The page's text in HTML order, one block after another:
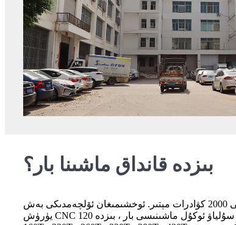
بىزدە قانداق ماشىنا بار؟
زاۋۇتىمىزنىڭ كۆلىمى 2000 كۋادرات مېتىر. ئوخشىمىغان ئۆلچەمدىكى بەش CNC بىر تەرەپ قىلىش ماشىنىسى بار ئوخشىمىغان ئۆلچەمدىكى 4 EDM ماشىنىسى سىم كېسىش ماشىنىسى 3 يۈرۈش 6
يۈرۈش CNC زاۋۇتى / بۇرۇلۇش / ئۇلاش ماشىنىسى زاۋۇتىمىزدىكى ئەڭ چوڭ مىقداردىكى ماشىنا سۇلياۋ ئوكۇل ماشىنىسى ، پۈتۈنلەي بىزدە 18 يۈرۈش سۇلياۋ ئوكۇل ماشىنىسى بار ، بىزدە 120T ،